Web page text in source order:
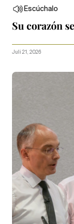
Escúchalo
Su corazón
Juli 21, 2026